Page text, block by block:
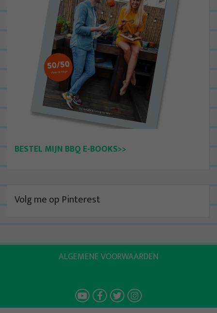
BESTEL MIJN BBQ E-BOOKS>>
Volg me op Pinterest
ALGEMENE VOORWAARDEN